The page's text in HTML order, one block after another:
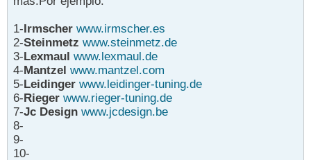
1-Irmscher www.irmscher.es
2-Steinmetz www.steinmetz.de
3-Lexmaul www.lexmaul.de
4-Mantzel www.mantzel.com
5-Leidinger www.leidinger-tuning.de
6-Rieger www.rieger-tuning.de
7-Jc Design www.jcdesign.be
8-
9-
10-